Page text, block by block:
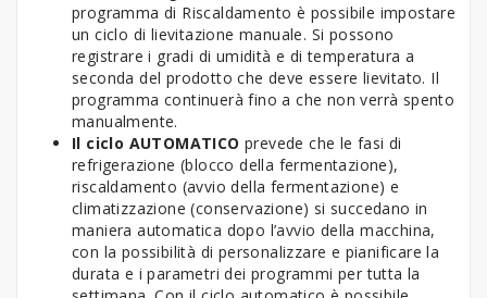
programma di Riscaldamento è possibile impostare
un ciclo di lievitazione manuale. Si possono
registrare i gradi di umidità e di temperatura a
seconda del prodotto che deve essere lievitato. Il
programma continuerà fino a che non verrà spento
manualmente.
Il ciclo AUTOMATICO prevede che le fasi di
refrigerazione (blocco della fermentazione),
riscaldamento (avvio della fermentazione) e
climatizzazione (conservazione) si succedano in
maniera automatica dopo l’avvio della macchina,
con la possibilità di personalizzare e pianificare la
durata e i parametri dei programmi per tutta la